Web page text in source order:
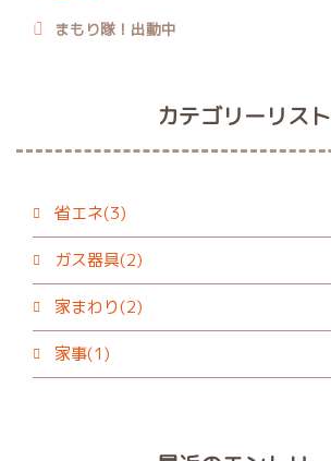
まもり隊！出動中
カテゴリーリスト
省エネ(3)
ガス器具(2)
家まわり(2)
家事(1)